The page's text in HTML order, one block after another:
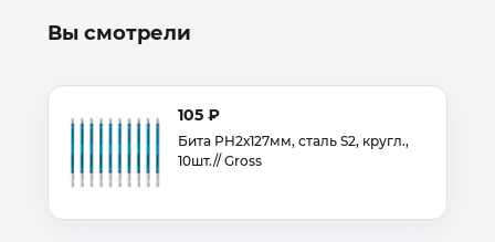
Вы смотрели
105 ₽
Бита PH2х127мм, сталь S2, кругл.,
10шт.// Gross